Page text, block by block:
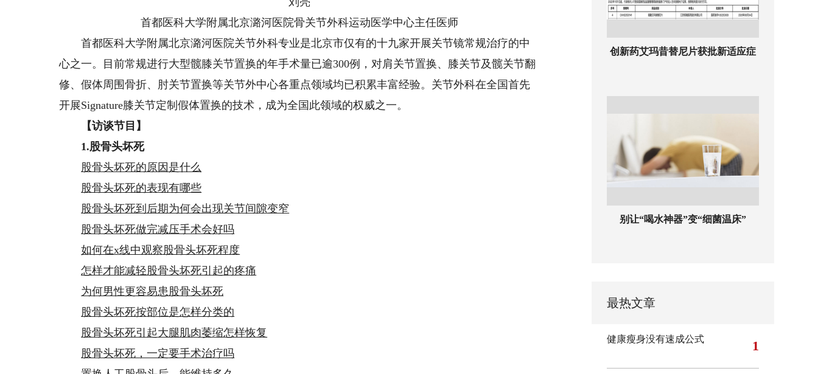
首都医科大学附属北京潞河医院骨关节外科运动医学中心主任医师
首都医科大学附属北京潞河医院关节外科专业是北京市仅有的十九家开展关节镜常规治疗的中
心之一。目前常规进行大型髋膝关节置换的年手术量已逾300例，对肩关节置换、膝关节及髋关节翻
修、假体周围骨折、肘关节置换等关节外中心各重点领域均已积累丰富经验。关节外科在全国首先
开展Signature膝关节定制假体置换的技术，成为全国此领域的权威之一。
【访谈节目】
1.股骨头坏死
股骨头坏死的原因是什么
股骨头坏死的表现有哪些
股骨头坏死到后期为何会出现关节间隙变窄
股骨头坏死做完减压手术会好吗
如何在x线中观察股骨头坏死程度
怎样才能减轻股骨头坏死引起的疼痛
为何男性更容易患股骨头坏死
股骨头坏死按部位是怎样分类的
股骨头坏死引起大腿肌肉萎缩怎样恢复
股骨头坏死，一定要手术治疗吗
创新药艾玛昔替尼片获批新适应症
别让“喝水神器”变“细菌温床”
最热文章
健康瘦身没有速成公式 1